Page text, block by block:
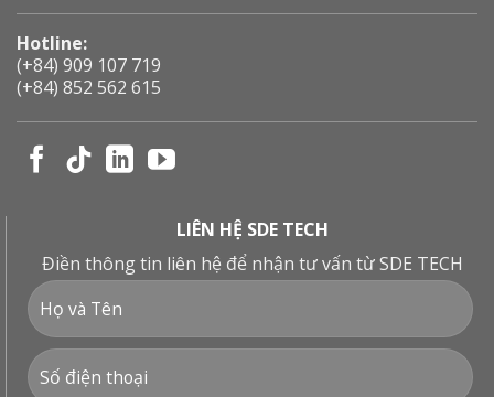
Hotline:
(+84) 909 107 719
(+84) 852 562 615
LIÊN HỆ SDE TECH
Điền thông tin liên hệ để nhận tư vấn từ SDE TECH